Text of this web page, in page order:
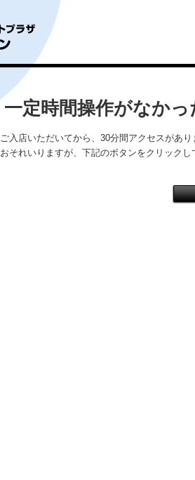
一定時間操作がなか
ご入店いただいてから、30分間アクセスがあ
おそれいりますが、下記のボタンをクリックし